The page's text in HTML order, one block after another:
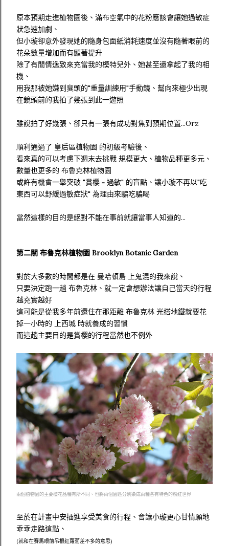
原本預期走進植物園後、滿布空氣中的花粉應該會讓她過敏症
狀急速加劇、
但小璇卻意外發現她的隨身包面紙消耗速度並沒有隨著眼前的
花朵數量增加而有顯著提升
除了有閒情逸致來充當我的模特兒外、她甚至還拿起了我的相
機、
用我那被她嫌到臭頭的"重量訓練用"手動鏡、幫向來極少出現
在鏡頭前的我拍了幾張到此一遊照
雖說拍了好幾張、卻只有一張有成功對焦到預期位置...Orz
順利通過了 皇后區植物園 的初級考驗後、
看來真的可以考慮下週末去挑戰 規模更大、植物品種更多元、
數量也更多的 布魯克林植物園
或許有機會一舉突破 "賞櫻﹦過敏" 的盲點、讓小璇不再以"吃
東西可以舒緩過敏症狀" 為理由來騙吃騙喝
當然這樣的目的是絕對不能在事前就讓當事人知道的...
第二關 布魯克林植物園 Brooklyn Botanic Garden
對於大多數的時間都是在 曼哈頓島 上鬼混的我來說、
只要決定跑一趟 布魯克林、就一定會想辦法讓自己當天的行程
越充實越好
這可能是從我多年前還住在那距離 布魯克林 光搭地鐵就要花
掉一小時的 上西城 時就養成的習慣
而這趟主要目的是賞櫻的行程當然也不例外
兩個植物園的主要櫻花品種有所不同、也將兩個園區分別染成兩種各有特色的粉紅世界
至於在計畫中安插進享受美食的行程、會讓小璇更心甘情願地
乖乖走路這點、
(就和在賽馬眼前吊根紅蘿蔔差不多的意思)